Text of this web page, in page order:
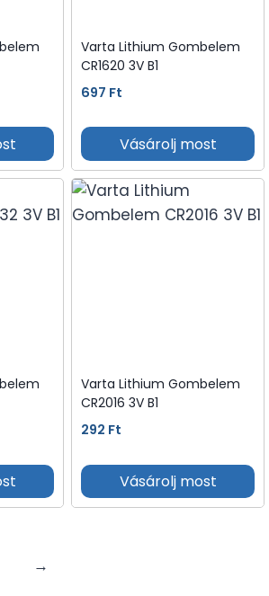
Varta Lithium Gombelem
CR1620 3V B1
697 Ft
Vásárolj most
Varta Lithium Gombelem
CR2016 3V B1
292 Ft
Vásárolj most
→